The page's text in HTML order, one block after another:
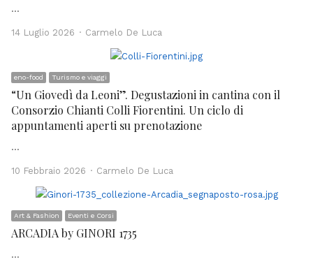
…
14 Luglio 2026 Author
Carmelo De Luca
eno-food Turismo e viaggi
“Un Giovedì da Leoni”. Degustazioni in cantina con il
Consorzio Chianti Colli Fiorentini. Un ciclo di
appuntamenti aperti su prenotazione
…
10 Febbraio 2026 Author
Carmelo De Luca
Art & Fashion Eventi e Corsi
ARCADIA by GINORI 1735
…